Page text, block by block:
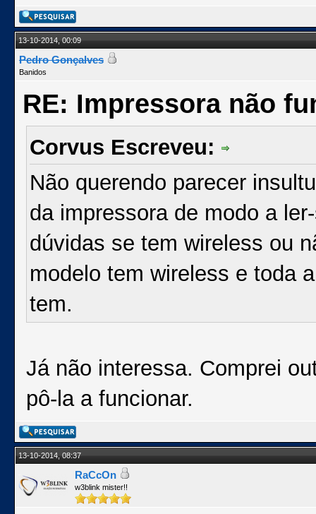
13-10-2014, 00:09
Pedro Gonçalves
Banidos
RE: Impressora não
Corvus Escreveu:
Não querendo parecer
da impressora de modo a
dúvidas se tem wireless ou
modelo tem wireless e toda
tem.
Já não interessa. Comprei
pô-la a funcionar.
13-10-2014, 08:37
RaCcOn
w3blink mister!!